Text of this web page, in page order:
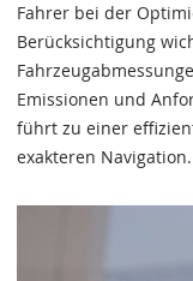
Fahrer bei der
Berücksichtigung
Emissionen und
führt zu einer
exakteren Navigation.